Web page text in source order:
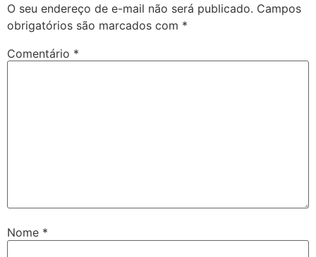
O seu endereço de e-mail não será publicado. Campos
obrigatórios são marcados com *
Comentário *
Nome *